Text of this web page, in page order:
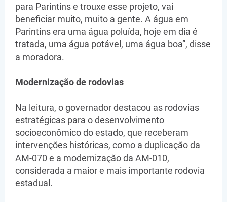
para Parintins e trouxe esse projeto, vai
beneficiar muito, muito a gente. A água em
Parintins era uma água poluída, hoje em dia é
tratada, uma água potável, uma água boa”, disse
a moradora.
Modernização de rodovias
Na leitura, o governador destacou as rodovias
estratégicas para o desenvolvimento
socioeconômico do estado, que receberam
intervenções históricas, como a duplicação da
AM-070 e a modernização da AM-010,
considerada a maior e mais importante rodovia
estadual.